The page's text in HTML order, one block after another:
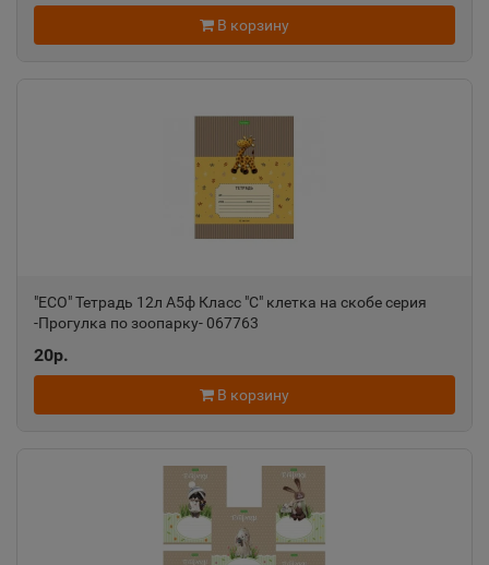
В корзину
"ECO" Тетрадь 12л А5ф Класс "С" клетка на скобе серия
-Прогулка по зоопарку- 067763
20р.
В корзину